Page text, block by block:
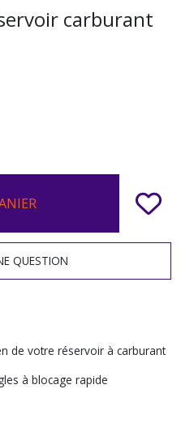
carburant
QUESTION
de votre réservoir à carburant
à blocage rapide